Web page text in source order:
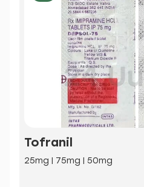
Tofranil
25mg | 75mg | 50mg